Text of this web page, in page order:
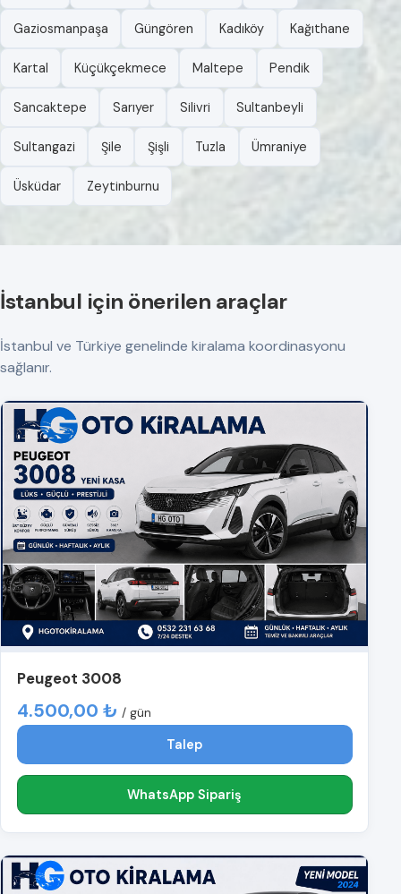
Gaziosmanpaşa Güngören Kadıköy Kağıthane
Kartal Küçükçekmece Maltepe Pendik
Sancaktepe Sarıyer Silivri Sultanbeyli
Sultangazi Şile Şişli Tuzla Ümraniye
Üsküdar Zeytinburnu
İstanbul için önerilen araçlar
İstanbul ve Türkiye genelinde kiralama koordinasyonu
sağlanır.
Peugeot 3008
4.500,00 ₺ / gün
Talep
WhatsApp Sipariş